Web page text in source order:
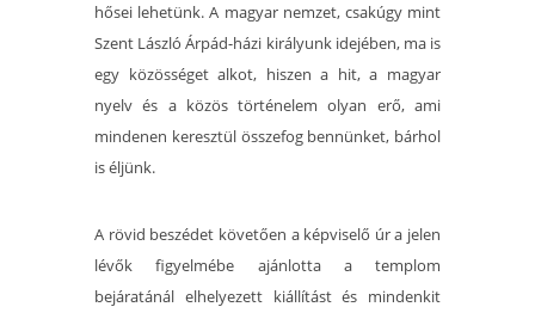
hősei lehetünk. A magyar nemzet, csakúgy mint
Szent László Árpád-házi királyunk idejében, ma is
egy közösséget alkot, hiszen a hit, a magyar
nyelv és a közös történelem olyan erő, ami
mindenen keresztül összefog bennünket, bárhol
is éljünk.
A rövid beszédet követően a képviselő úr a jelen
lévők figyelmébe ajánlotta a templom
bejáratánál elhelyezett kiállítást és mindenkit